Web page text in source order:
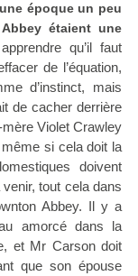
époque un peu
étaient une
qu’il faut
de l’équation,
d’instinct, mais
de cacher derrière
Violet Crawley
si cela doit la
doivent
tout cela dans
Abbey. Il y a
amorcé dans la
et Mr Carson doit
que son épouse